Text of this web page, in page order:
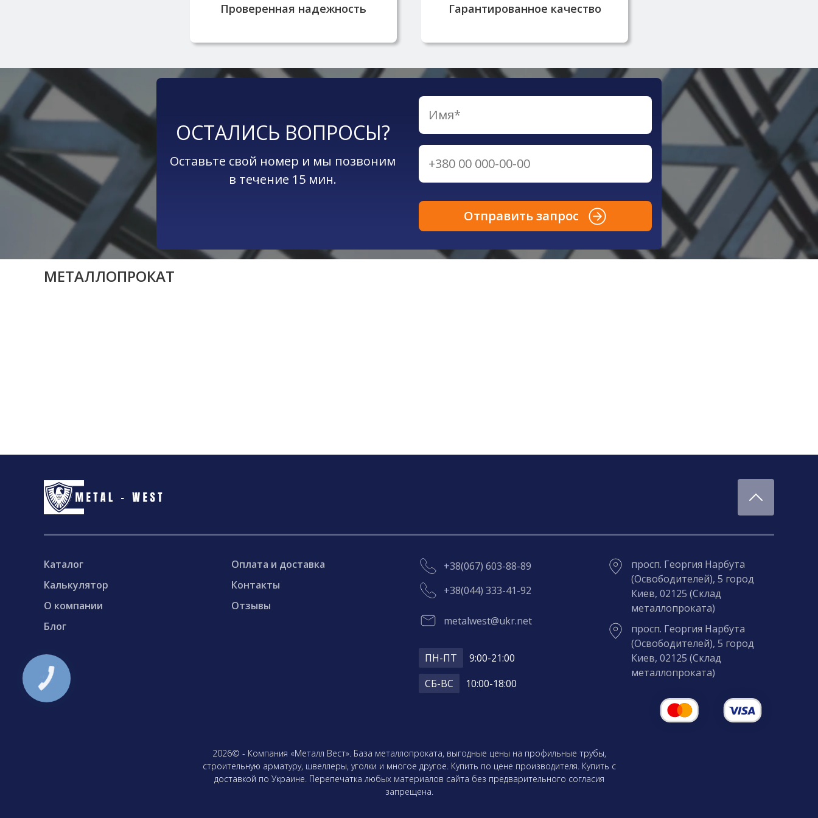
Проверенная надежность Гарантированное качество
сертификаты качества.
ОСТАЛИСЬ ВОПРОСЫ?
Оставьте свой номер и мы позвоним
в течение 15 мин.
Отправить запрос
МЕТАЛЛОПРОКАТ
Каталог
Калькулятор
О компании
Блог
Оплата и доставка
Контакты
Отзывы
+38(067) 603-88-89
+38(044) 333-41-92
metalwest@ukr.net
ПН-ПТ
9:00-21:00
СБ-ВС
10:00-18:00
просп. Георгия Нарбута
(Освободителей), 5 город
Киев, 02125 (Склад
металлопроката)
просп. Георгия Нарбута
(Освободителей), 5 город
Киев, 02125 (Склад
металлопроката)
2026© - Компания «Металл Вест». База металлопроката, выгодные цены на профильные трубы,
строительную арматуру, швеллеры, уголки и многое другое. Купить по цене производителя. Купить с
доставкой по Украине. Перепечатка любых материалов сайта без предварительного согласия
запрещена.